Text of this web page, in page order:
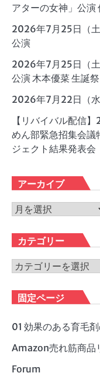
アターの女神」公演
2026年7月25日（土
公演
2026年7月25日（土
公演 木本優菜 生誕
2026年7月22日（
【リバイバル配信
めん部緊急招集会
ジェクト結果発表会
アーカイブ
ア
カ
イ
ブ
カテゴリー
カ
ゴ
リ
ー
固定ページ
01 効果のある育毛
Amazon売れ筋商品
Forum